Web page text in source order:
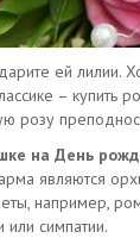
ей
– купить
на День
являются
например,
симпатии.